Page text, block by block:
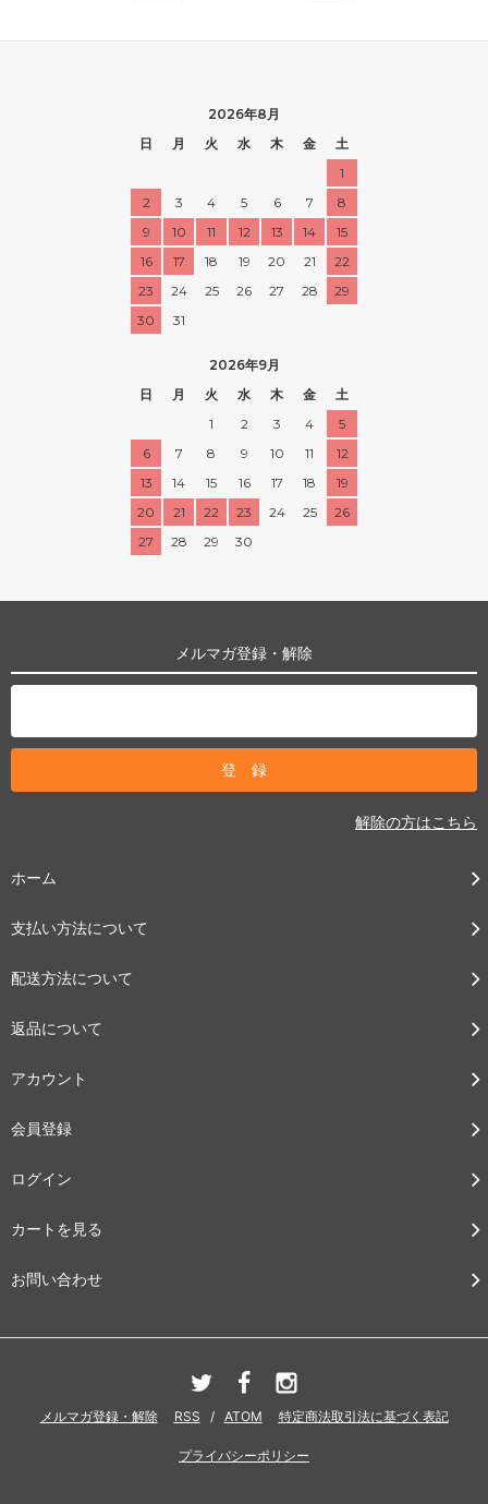
2026年8月
日
月 火 水 木 金
土
1
2
3 4 5 6 7
8
9
10 11 12 13 14
15
16
17 18 19 20 21
22
23
24 25 26 27 28
29
30
31
2026年9月
日
月 火 水 木 金
土
1
2 3 4
5
6
7 8 9 10 11
12
13
14 15 16 17 18
19
20
21 22 23 24 25
26
27
28 29 30
メルマガ登録・解除
解除の方はこちら
ホーム
支払い方法について
配送方法について
返品について
アカウント
会員登録
ログイン
カートを見る
お問い合わせ
メルマガ登録・解除 RSS / ATOM 特定商法取引法に基づく表記
プライバシーポリシー